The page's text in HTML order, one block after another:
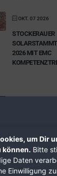
um Dir
können. Bitte
Daten
Einwilligung
OKT. 07 2026
STOCKERAUER
2026 MIT EMC
OKT. 24 2026